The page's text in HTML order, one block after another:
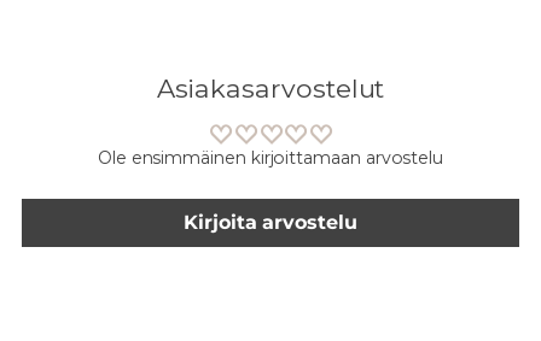
Asiakasarvostelut
Ole ensimmäinen kirjoittamaan arvostelu
Kirjoita arvostelu